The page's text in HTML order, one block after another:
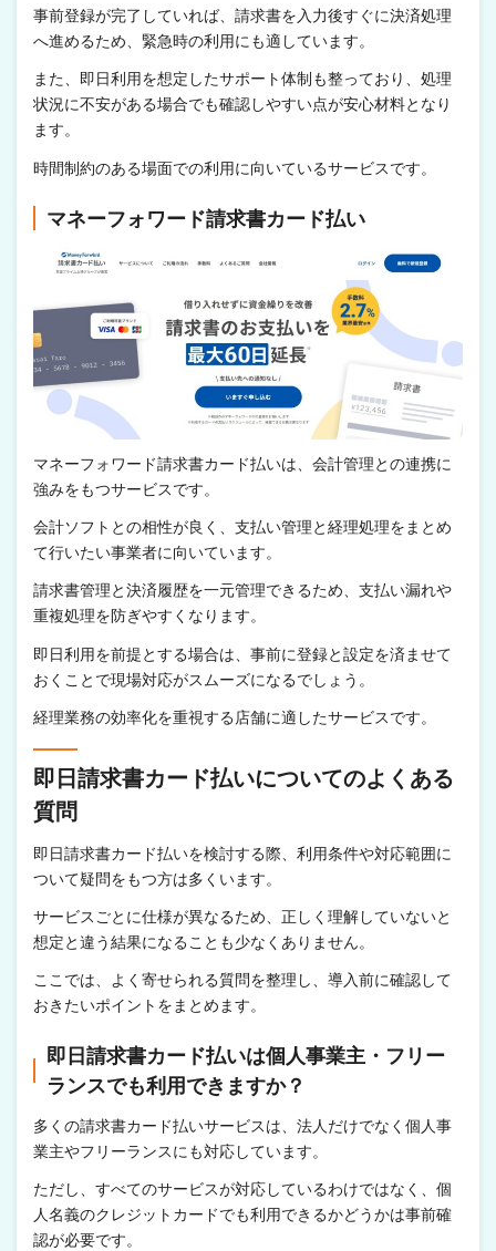
事前登録が完了していれば、請求書を入力後すぐに決済処理
へ進めるため、緊急時の利用にも適しています。
また、即日利用を想定したサポート体制も整っており、処理
状況に不安がある場合でも確認しやすい点が安心材料となり
ます。
時間制約のある場面での利用に向いているサービスです。
マネーフォワード請求書カード払い
マネーフォワード請求書カード払いは、会計管理との連携に
強みをもつサービスです。
会計ソフトとの相性が良く、支払い管理と経理処理をまとめ
て行いたい事業者に向いています。
請求書管理と決済履歴を一元管理できるため、支払い漏れや
重複処理を防ぎやすくなります。
即日利用を前提とする場合は、事前に登録と設定を済ませて
おくことで現場対応がスムーズになるでしょう。
経理業務の効率化を重視する店舗に適したサービスです。
即日請求書カード払いについてのよくある
質問
即日請求書カード払いを検討する際、利用条件や対応範囲に
ついて疑問をもつ方は多くいます。
サービスごとに仕様が異なるため、正しく理解していないと
想定と違う結果になることも少なくありません。
ここでは、よく寄せられる質問を整理し、導入前に確認して
おきたいポイントをまとめます。
即日請求書カード払いは個人事業主・フリー
ランスでも利用できますか？
多くの請求書カード払いサービスは、法人だけでなく個人事
業主やフリーランスにも対応しています。
ただし、すべてのサービスが対応しているわけではなく、個
人名義のクレジットカードでも利用できるかどうかは事前確
認が必要です。